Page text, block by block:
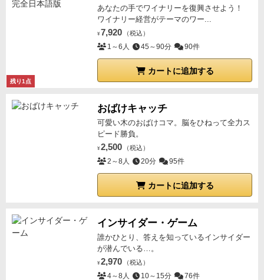
残り1点
あなたの手でワイナリーを復興させよう！
ワイナリー経営がテーマのワー...
¥ 7,920 （税込）
1～6人 45～90分 90件
カートに追加する
おばけキャッチ
可愛い木のおばけコマ。脳をひねって全力ス
ピード勝負。
¥ 2,500 （税込）
2～8人 20分 95件
カートに追加する
インサイダー・ゲーム
誰かひとり、答えを知っているインサイダー
が潜んでいる…。
¥ 2,970 （税込）
4～8人 10～15分 76件